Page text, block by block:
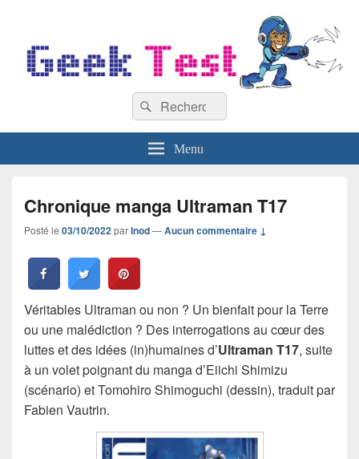
Recherche :
Rechercher
Menu
Chronique manga Ultraman T17
Posté le 03/10/2022parInod—Aucun commentaire ↓
Véritables Ultraman ou non ? Un bienfait pour la Terre
ou une malédiction ? Des interrogations au cœur des
luttes et des idées (in)humaines d’Ultraman T17, suite
à un volet poignant du manga d’Eiichi Shimizu
(scénario) et Tomohiro Shimoguchi (dessin), traduit par
Fabien Vautrin.